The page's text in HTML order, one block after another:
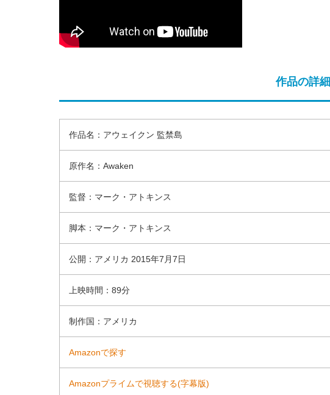
作品の詳細
作品名：アウェイクン 監禁島
原作名：Awaken
監督：マーク・アトキンス
脚本：マーク・アトキンス
公開：アメリカ 2015年7月7日
上映時間：89分
制作国：アメリカ
Amazonで探す
Amazonプライムで視聴する(字幕版)